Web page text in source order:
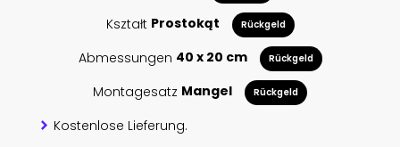
Kształt Prostokąt Rückgeld
Abmessungen 40 x 20 cm Rückgeld
Montagesatz Mangel Rückgeld
Kostenlose Lieferung.